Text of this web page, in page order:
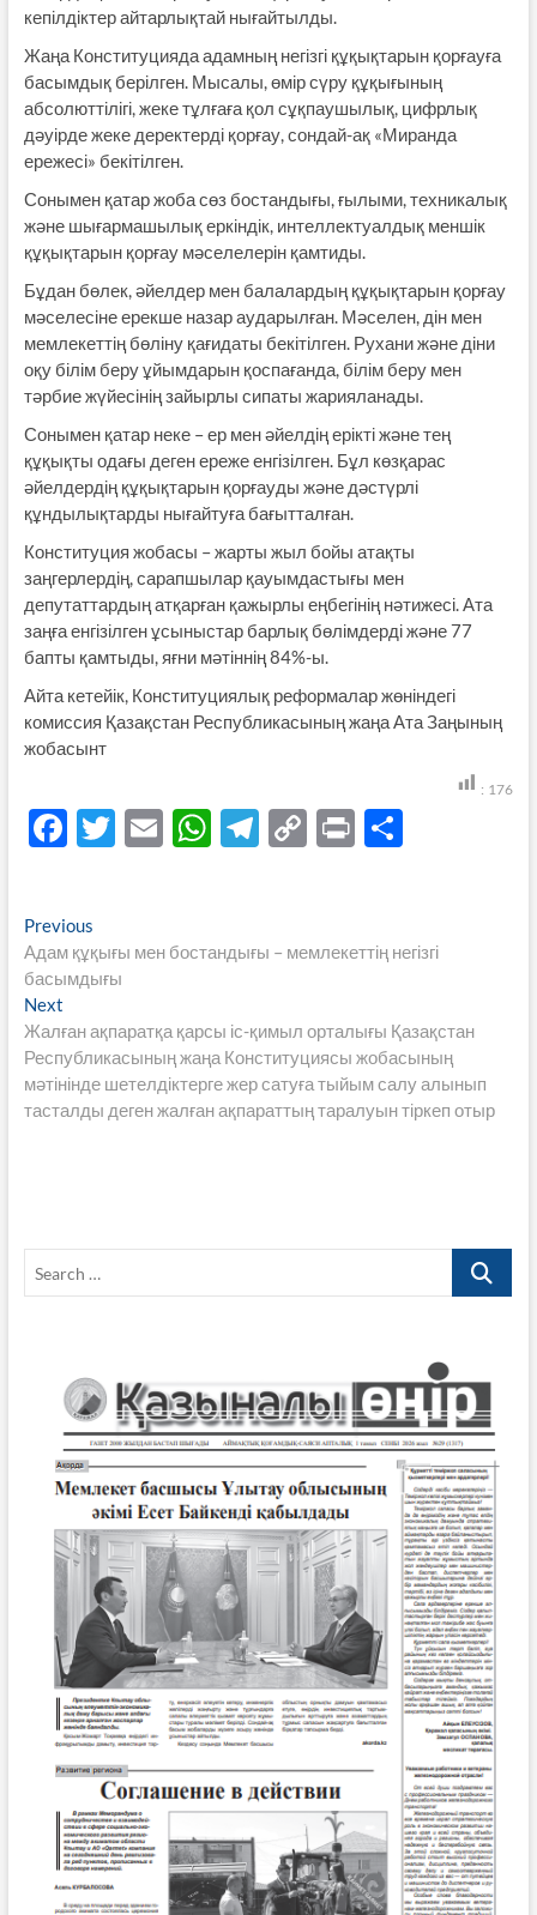
кепілдіктер айтарлықтай нығайтылды.
Жаңа Конституцияда адамның негізгі құқықтарын қорғауға
басымдық берілген. Мысалы, өмір сүру құқығының
абсолюттілігі, жеке тұлғаға қол сұқпаушылық, цифрлық
дәуірде жеке деректерді қорғау, сондай-ақ «Миранда
ережесі» бекітілген.
Сонымен қатар жоба сөз бостандығы, ғылыми, техникалық
және шығармашылық еркіндік, интеллектуалдық меншік
құқықтарын қорғау мәселелерін қамтиды.
Бұдан бөлек, әйелдер мен балалардың құқықтарын қорғау
мәселесіне ерекше назар аударылған. Мәселен, дін мен
мемлекеттің бөліну қағидаты бекітілген. Рухани және діни
оқу білім беру ұйымдарын қоспағанда, білім беру мен
тәрбие жүйесінің зайырлы сипаты жарияланады.
Сонымен қатар неке – ер мен әйелдің ерікті және тең
құқықты одағы деген ереже енгізілген. Бұл көзқарас
әйелдердің құқықтарын қорғауды және дәстүрлі
құндылықтарды нығайтуға бағытталған.
Конституция жобасы – жарты жыл бойы атақты
заңгерлердің, сарапшылар қауымдастығы мен
депутаттардың атқарған қажырлы еңбегінің нәтижесі. Ата
заңға енгізілген ұсыныстар барлық бөлімдерді және 77
бапты қамтыды, яғни мәтіннің 84%-ы.
Айта кетейік, Конституциялық реформалар жөніндегі
комиссия Қазақстан Республикасының жаңа Ата Заңының
жобасынт
: 176
F
b
o
o
k
T
er
E W
s
p
p
T
gr
m
C
y
n
k
P S
e
Навигация
по
записям
PreviousPrevious
post:
Адам құқығы мен бостандығы – мемлекеттің негізгі
басымдығы
NextNext
post:
Жалған ақпаратқа қарсы іс-қимыл орталығы Қазақстан
Республикасының жаңа Конституциясы жобасының
мәтінінде шетелдіктерге жер сатуға тыйым салу алынып
тасталды деген жалған ақпараттың таралуын тіркеп отыр
Search